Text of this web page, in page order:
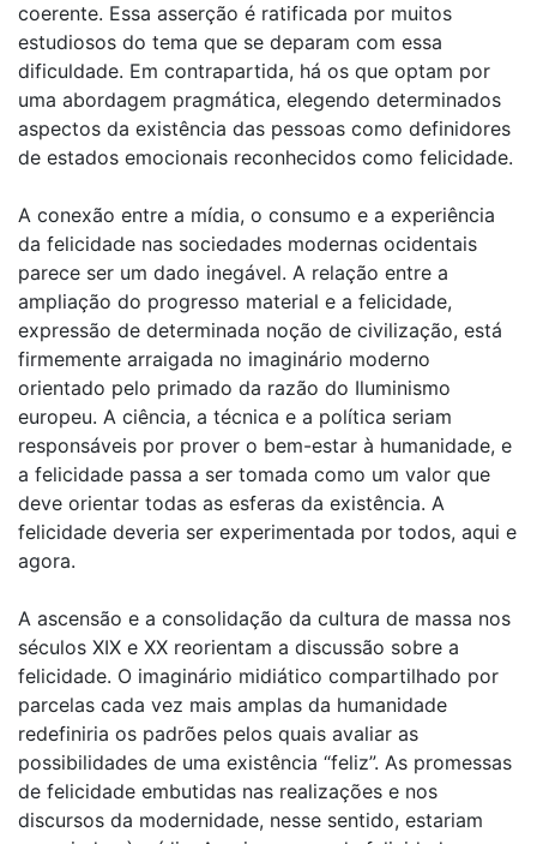
coerente. Essa asserção é ratificada por muitos
estudiosos do tema que se deparam com essa
dificuldade. Em contrapartida, há os que optam por
uma abordagem pragmática, elegendo determinados
aspectos da existência das pessoas como definidores
de estados emocionais reconhecidos como felicidade.
A conexão entre a mídia, o consumo e a experiência
da felicidade nas sociedades modernas ocidentais
parece ser um dado inegável. A relação entre a
ampliação do progresso material e a felicidade,
expressão de determinada noção de civilização, está
firmemente arraigada no imaginário moderno
orientado pelo primado da razão do Iluminismo
europeu. A ciência, a técnica e a política seriam
responsáveis por prover o bem-estar à humanidade, e
a felicidade passa a ser tomada como um valor que
deve orientar todas as esferas da existência. A
felicidade deveria ser experimentada por todos, aqui e
agora.
A ascensão e a consolidação da cultura de massa nos
séculos XIX e XX reorientam a discussão sobre a
felicidade. O imaginário midiático compartilhado por
parcelas cada vez mais amplas da humanidade
redefiniria os padrões pelos quais avaliar as
possibilidades de uma existência “feliz”. As promessas
de felicidade embutidas nas realizações e nos
discursos da modernidade, nesse sentido, estariam